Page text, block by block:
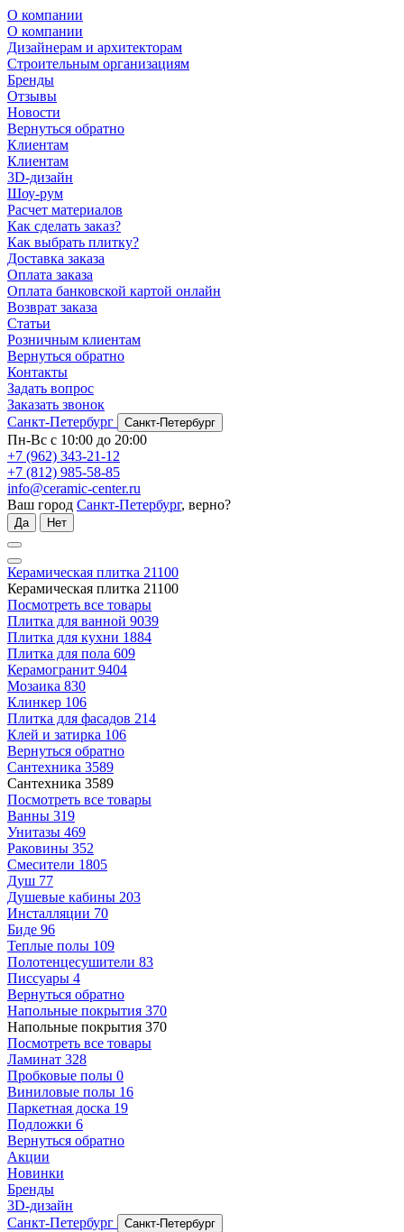
О компании
О компании
Дизайнерам и архитекторам
Строительным организациям
Бренды
Отзывы
Новости
Вернуться обратно
Клиентам
Клиентам
3D-дизайн
Шоу-рум
Расчет материалов
Как сделать заказ?
Как выбрать плитку?
Доставка заказа
Оплата заказа
Оплата банковской картой онлайн
Возврат заказа
Статьи
Розничным клиентам
Вернуться обратно
Контакты
Задать вопрос
Заказать звонок
Санкт-Петербург
Санкт-Петербург
Пн-Вс с 10:00 до 20:00
+7 (962) 343-21-12
+7 (812) 985-58-85
info@ceramic-center.ru
Ваш город Санкт-Петербург, верно?
Да Нет
Керамическая плитка 21100
Керамическая плитка 21100
Посмотреть все товары
Плитка для ванной 9039
Плитка для кухни 1884
Плитка для пола 609
Керамогранит 9404
Мозаика 830
Клинкер 106
Плитка для фасадов 214
Клей и затирка 106
Вернуться обратно
Сантехника 3589
Сантехника 3589
Посмотреть все товары
Ванны 319
Унитазы 469
Раковины 352
Смесители 1805
Душ 77
Душевые кабины 203
Инсталляции 70
Биде 96
Теплые полы 109
Полотенцесушители 83
Писсуары 4
Вернуться обратно
Напольные покрытия 370
Напольные покрытия 370
Посмотреть все товары
Ламинат 328
Пробковые полы 0
Виниловые полы 16
Паркетная доска 19
Подложки 6
Вернуться обратно
Акции
Новинки
Бренды
3D-дизайн
Санкт-Петербург
Санкт-Петербург